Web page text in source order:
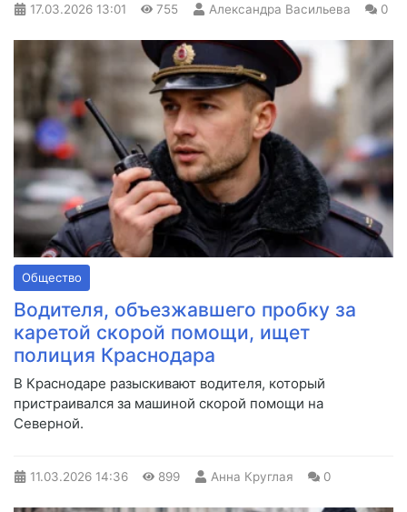
17.03.2026 13:01 755 Александра Васильева 0
Общество
Водителя, объезжавшего пробку за
каретой скорой помощи, ищет
полиция Краснодара
В Краснодаре разыскивают водителя, который
пристраивался за машиной скорой помощи на
Северной.
11.03.2026 14:36 899 Анна Круглая 0